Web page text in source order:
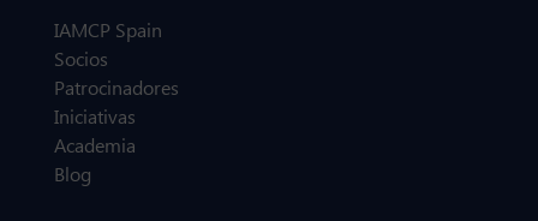
IAMCP Spain
Socios
Patrocinadores
Iniciativas
Academia
Blog